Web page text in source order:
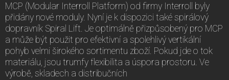
MCP (Modular Interroll Platform) od firmy Interroll byly
přidány nové moduly. Nyní je k dispozici také spirálový
dopravník Spiral Lift. Je optimálně přizpůsobený pro MCP
a může být použit pro efektivní a spolehlivý vertikální
pohyb velmi širokého sortimentu zboží. Pokud jde o tok
materiálu, jsou trumfy flexibilita a úspora prostoru. Ve
výrobě, skladech a distribučních